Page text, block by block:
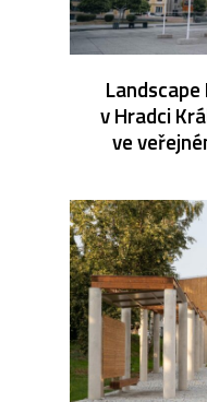
v Hradci
ve